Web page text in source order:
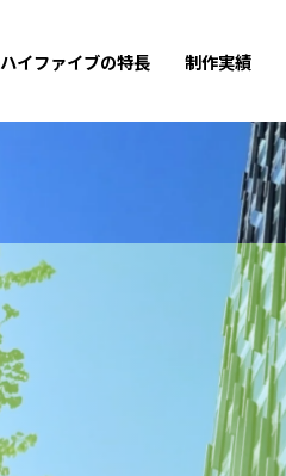
ハイファイブの特長 制作実績